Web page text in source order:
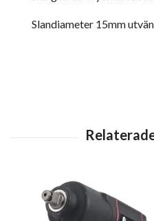
Slandiameter 15mm